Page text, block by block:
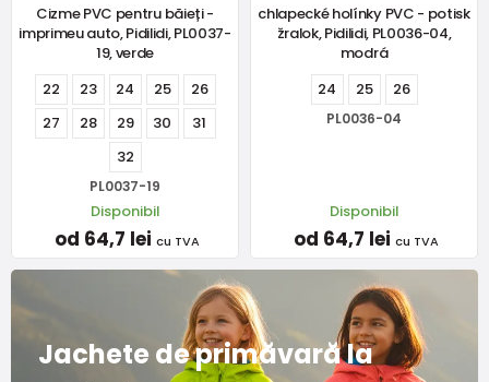
Cizme PVC pentru băieți -
imprimeu auto, Pidilidi, PL0037-
19, verde
22
23 24 25
26
27
28 29 30
31
32
PL0037-19
Disponibil
od 64,7 lei cu TVA
chlapecké holínky PVC - potisk
žralok, Pidilidi, PL0036-04,
modrá
24
25 26
PL0036-04
Disponibil
od 64,7 lei cu TVA
Jachete de primăvară la